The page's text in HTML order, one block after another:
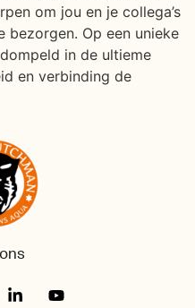
om jou en je collega’s
bezorgen. Op een unieke
in de ultieme
en verbinding de